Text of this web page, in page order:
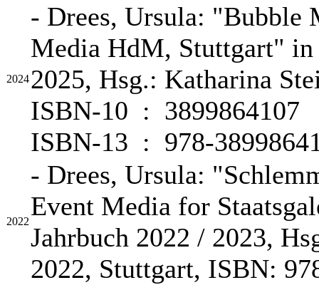
2024
- Drees, Ursula: "Bubble
Media HdM, Stuttgart" in
2025, Hsg.: Katharina
ISBN-10 ‏ : ‎ 3899864107
ISBN-13 ‏ : ‎ 978-
2022
- Drees, Ursula:
Event Media for
Jahrbuch 2022 / 2023,
2022, Stuttgart, ISBN: